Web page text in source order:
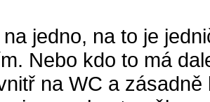
jedno, na to je
Nebo kdo to má
na WC a